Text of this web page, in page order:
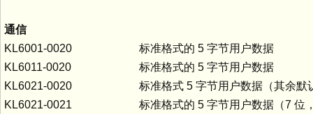
通信
KL6001-0020
标准格式的 5 字节用户数据
KL6011-0020
标准格式的 5 字节用户数据
KL6021-0020
标准格式 5 字节用户数据（其余默
KL6021-0021
标准格式的 5 字节用户数据（7 位